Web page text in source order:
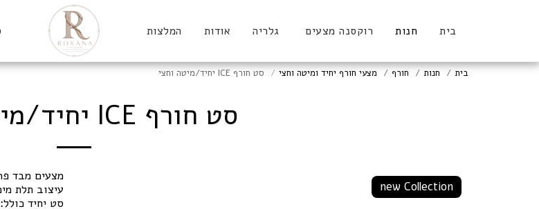
בית חנות רוקסנה מצעים גלריה אודות המלצות
בית חנות חורף מצעי חורף יחיד ומיטה וחצי סט חורף ICE יחיד/מיטה וחצי
סט חורף ICE יחיד/מיטה וחצי
new Collection
מצעים מבד